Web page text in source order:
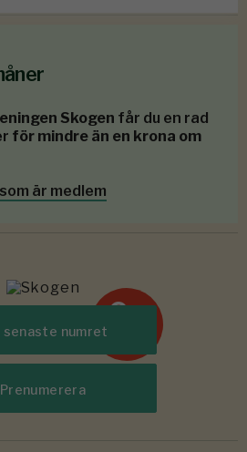
Skogen får du en rad
för mindre än en krona om
är medlem
6-7
senaste numret
Prenumerera